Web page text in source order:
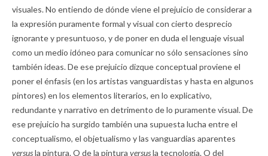
visuales. No entiendo de dónde viene el prejuicio de considerar a
la expresión puramente formal y visual con cierto desprecio
ignorante y presuntuoso, y de poner en duda el lenguaje visual
como un medio idóneo para comunicar no sólo sensaciones sino
también ideas. De ese prejuicio dizque conceptual proviene el
poner el énfasis (en los artistas vanguardistas y hasta en algunos
pintores) en los elementos literarios, en lo explicativo,
redundante y narrativo en detrimento de lo puramente visual. De
ese prejuicio ha surgido también una supuesta lucha entre el
conceptualismo, el objetualismo y las vanguardias aparentes
versusla pintura. O de la pintura versusla tecnología. O del